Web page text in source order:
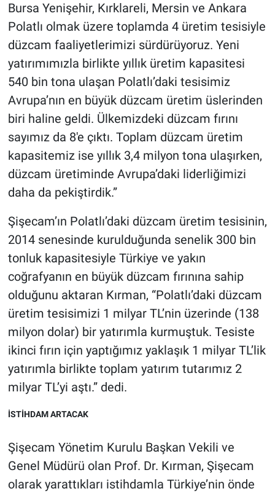
Bursa Yenişehir, Kırklareli, Mersin ve Ankara
Polatlı olmak üzere toplamda 4 üretim tesisiyle
düzcam faaliyetlerimizi sürdürüyoruz. Yeni
yatırımımızla birlikte yıllık üretim kapasitesi
540 bin tona ulaşan Polatlı’daki tesisimiz
Avrupa’nın en büyük düzcam üretim üslerinden
biri haline geldi. Ülkemizdeki düzcam fırını
sayımız da 8'e çıktı. Toplam düzcam üretim
kapasitemiz ise yıllık 3,4 milyon tona ulaşırken,
düzcam üretiminde Avrupa’daki liderliğimizi
daha da pekiştirdik.”
Şişecam’ın Polatlı’daki düzcam üretim tesisinin,
2014 senesinde kurulduğunda senelik 300 bin
tonluk kapasitesiyle Türkiye ve yakın
coğrafyanın en büyük düzcam fırınına sahip
olduğunu aktaran Kırman, “Polatlı’daki düzcam
üretim tesisimizi 1 milyar TL’nin üzerinde (138
milyon dolar) bir yatırımla kurmuştuk. Tesiste
ikinci fırın için yaptığımız yaklaşık 1 milyar TL’lik
yatırımla birlikte toplam yatırım tutarımız 2
milyar TL’yi aştı.” dedi.
İSTİHDAM ARTACAK
Şişecam Yönetim Kurulu Başkan Vekili ve
Genel Müdürü olan Prof. Dr. Kırman, Şişecam
olarak yarattıkları istihdamla Türkiye’nin önde